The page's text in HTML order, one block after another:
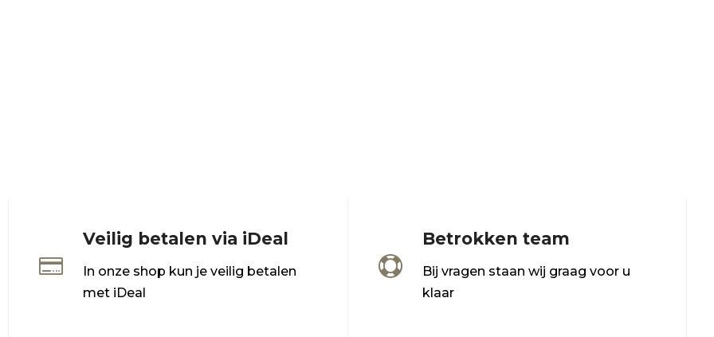

Veilig betalen via iDeal
In onze shop kun je veilig betalen
met iDeal

Betrokken team
Bij vragen staan wij graag voor u
klaar